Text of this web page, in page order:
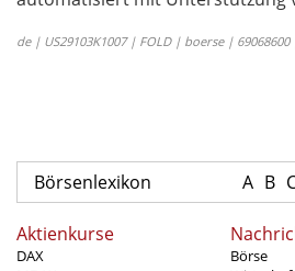
de | US29103K1007 | FOLD | boerse | 69068600
Börsenlexikon A B
Aktienkurse
DAX
Börse